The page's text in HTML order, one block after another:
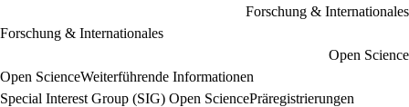
Forschung & Internationales
Forschung & Internationales
Open Science
Open ScienceWeiterführende Informationen
Special Interest Group (SIG) Open SciencePräregistrierungen